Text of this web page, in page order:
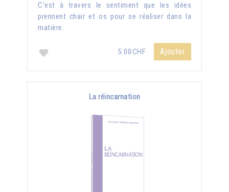
C'est à travers le sentiment que les idées
prennent chair et os pour se réaliser dans la
matière.
5.00CHF Ajouter
La réincarnation